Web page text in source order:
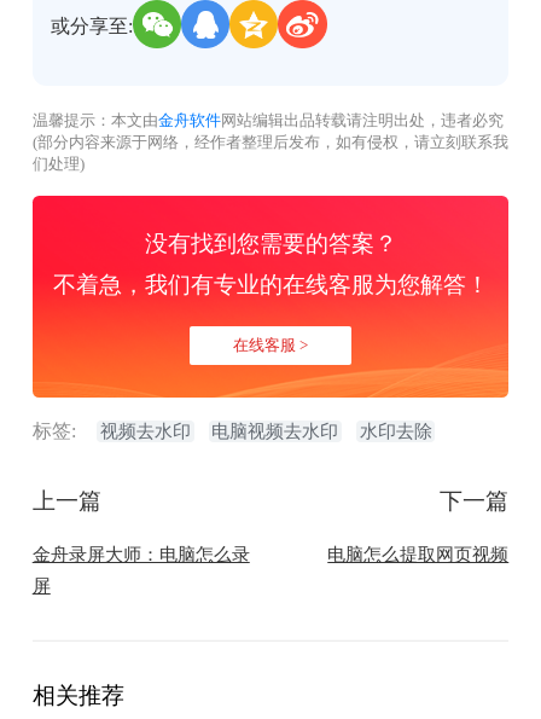
或分享至:
温馨提示：本文由金舟软件网站编辑出品转载请注明出处，违者必究
(部分内容来源于网络，经作者整理后发布，如有侵权，请立刻联系我
们处理)
没有找到您需要的答案？
不着急，我们有专业的在线客服为您解答！
在线客服 >
标签: 视频去水印 电脑视频去水印 水印去除
上一篇
金舟录屏大师：​电脑怎么录
屏
下一篇
​电脑怎么提取网页视频
相关推荐